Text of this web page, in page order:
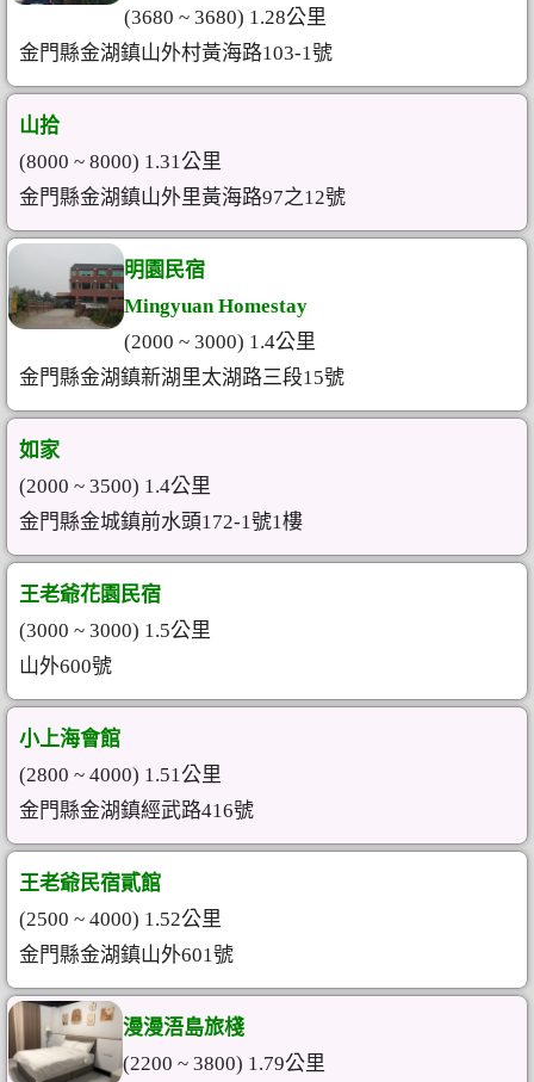
(3680 ~ 3680) 1.28公里
金門縣金湖鎮山外村黃海路103-1號
山拾
(8000 ~ 8000) 1.31公里
金門縣金湖鎮山外里黃海路97之12號
明園民宿
Mingyuan Homestay
(2000 ~ 3000) 1.4公里
金門縣金湖鎮新湖里太湖路三段15號
如家
(2000 ~ 3500) 1.4公里
金門縣金城鎮前水頭172-1號1樓
王老爺花園民宿
(3000 ~ 3000) 1.5公里
山外600號
小上海會館
(2800 ~ 4000) 1.51公里
金門縣金湖鎮經武路416號
王老爺民宿貳館
(2500 ~ 4000) 1.52公里
金門縣金湖鎮山外601號
漫漫浯島旅棧
(2200 ~ 3800) 1.79公里